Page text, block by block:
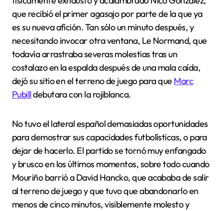
que recibió el primer agasajo por parte de la que ya
es su nueva afición. Tan sólo un minuto después, y
necesitando invocar otra ventana, Le Normand, que
todavía arrastraba severas molestias tras un
costalazo en la espalda después de una mala caída,
dejó su sitio en el terreno de juego para que Marc
Pubilldebutara con la rojiblanca.
No tuvo el lateral español demasiadas oportunidades
para demostrar sus capacidades futbolísticas, o para
dejar de hacerlo. El partido se tornó muy enfangado
y brusco en los últimos momentos, sobre todo cuando
Mouriño barrió a David Hancko, que acababa de salir
al terreno de juego y que tuvo que abandonarlo en
menos de cinco minutos, visiblemente molesto y